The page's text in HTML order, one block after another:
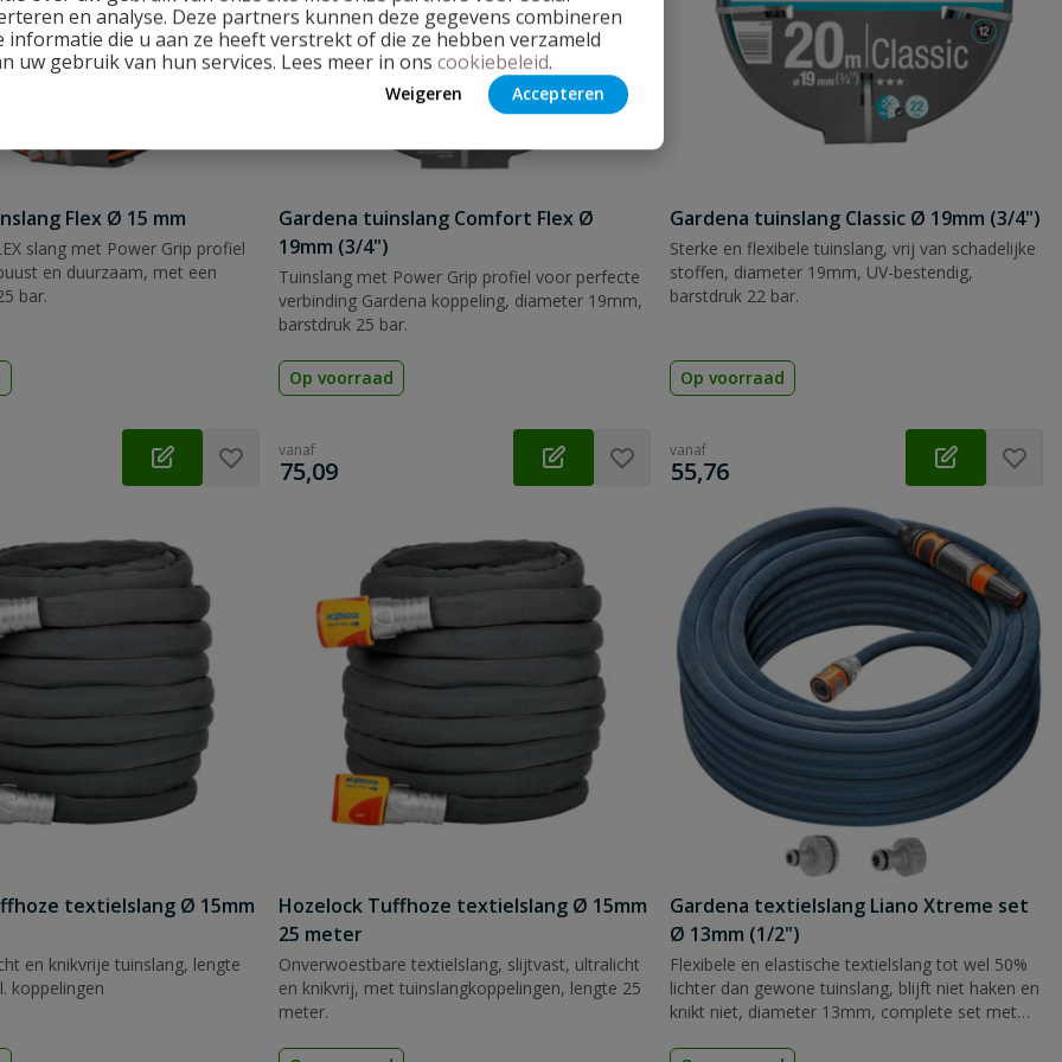
en analyse. Deze partners kunnen deze gegevens combineren
informatie die u aan ze heeft verstrekt of die ze hebben verzameld
uw gebruik van hun services. Lees meer in ons cookiebeleid.
Weigeren Accepteren
Flex Ø 15 mm
slang met Power Grip profiel
en duurzaam, met een
bar.
Gardena tuinslang Comfort Flex Ø
19mm (3/4")
Tuinslang met Power Grip profiel voor perfecte
verbinding Gardena koppeling, diameter 19mm,
barstdruk 25 bar.
Op voorraad
vanaf
€
75,09
Gardena tuinslang Classic Ø 19mm (3/4")
Sterke en flexibele tuinslang, vrij van schadelijke
stoffen, diameter 19mm, UV-bestendig,
barstdruk 22 bar.
Op voorraad
vanaf
€
55,76
textielslang Ø 15mm
en knikvrije tuinslang, lengte
koppelingen
Hozelock Tuffhoze textielslang Ø 15mm
25 meter
Onverwoestbare textielslang, slijtvast, ultralicht
en knikvrij, met tuinslangkoppelingen, lengte 25
meter.
Gardena textielslang Liano Xtreme set
Ø 13mm (1/2")
Flexibele en elastische textielslang tot wel 50%
lichter dan gewone tuinslang, blijft niet haken en
knikt niet, diameter 13mm, complete set met